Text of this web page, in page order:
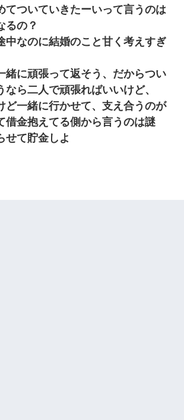
てついていきたーいって言うのは
るの？
中なのに結婚のこと甘く考えすぎ
緒に頑張って返そう、だからつい
なら二人で頑張ればいいけど、
ど一緒に行かせて、支え合うのが
借金抱えてる側から言うのは謎
せて貯金しよ